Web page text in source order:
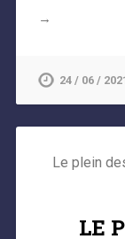
→
24 / 06 /
Le plein
LE